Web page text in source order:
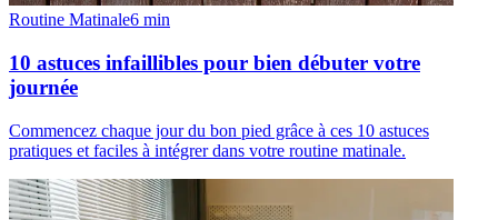
Routine Matinale6 min
10 astuces infaillibles pour bien débuter votre
journée
Commencez chaque jour du bon pied grâce à ces 10 astuces
pratiques et faciles à intégrer dans votre routine matinale.